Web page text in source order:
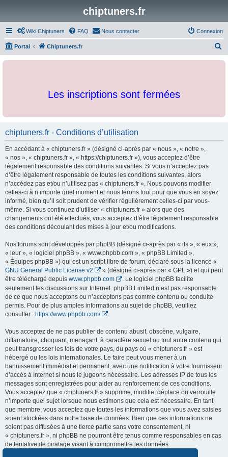
chiptuners.fr
Wiki Chiptuners FAQ Nous contacter Connexion
Portal Chiptuners.fr
c
Les inscriptions sont fermées
chiptuners.fr - Conditions d’utilisation
En accédant à « chiptuners.fr » (désigné ci-après par « nous », « notre »,
« nos », « chiptuners.fr », « https://chiptuners.fr »), vous acceptez d’être
légalement responsable des conditions suivantes. Si vous n’acceptez pas
d’être légalement responsable de toutes les conditions suivantes, alors
n’accédez pas et/ou n’utilisez pas « chiptuners.fr ». Nous pouvons modifier
celles-ci à n’importe quel moment et nous ferons tout pour que vous en soyez
informé, bien qu’il soit prudent de vérifier régulièrement celles-ci par vous-
même. Si vous continuez d’utiliser « chiptuners.fr » alors que des
changements ont été effectués, vous acceptez d’être légalement responsable
des conditions découlant des mises à jour et/ou modifications.
Nos forums sont développés par phpBB (désigné ci-après par « ils », « eux »,
« leur », « logiciel phpBB », « www.phpbb.com », « phpBB Limited »,
« Équipes phpBB ») qui est un script libre de forum, déclaré sous la licence «
GNU General Public License v2
» (désigné ci-après par « GPL ») et qui peut
être téléchargé depuis www.phpbb.com
. Le logiciel phpBB facilite
seulement les discussions sur Internet. phpBB Limited n’est pas responsable
de ce que nous acceptons ou n’acceptons pas comme contenu ou conduite
permis. Pour de plus amples informations au sujet de phpBB, veuillez
consulter : https://www.phpbb.com/
Vous acceptez de ne pas publier de contenu abusif, obscène, vulgaire,
diffamatoire, choquant, menaçant, à caractère sexuel ou tout autre contenu qui
peut transgresser les lois de votre pays, du pays où « chiptuners.fr » est
hébergé ou les lois internationales. Le faire peut vous mener à un
bannissement immédiat et permanent, avec une notification à votre fournisseur
d’accès à Internet si nous le jugeons nécessaire. Les adresses IP de tous les
messages sont enregistrées pour aider au renforcement de ces conditions.
Vous acceptez que « chiptuners.fr » supprime, modifie, déplace ou verrouille
n’importe quel sujet lorsque nous estimons que cela est nécessaire. En tant
que membre, vous acceptez que toutes les informations que vous avez saisies
soient stockées dans notre base de données. Bien que ces informations ne
soient pas diffusées à une tierce partie sans votre consentement, ni
« chiptuners.fr », ni phpBB ne pourront être tenus comme responsables en cas
de tentative de piratage visant à compromettre les données.